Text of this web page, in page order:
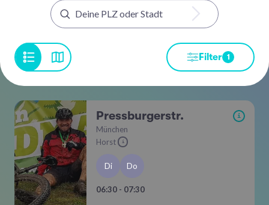
Filter 1
Pressburgerstr. i
München
Horst
i
Di Do
06:30 - 07:30